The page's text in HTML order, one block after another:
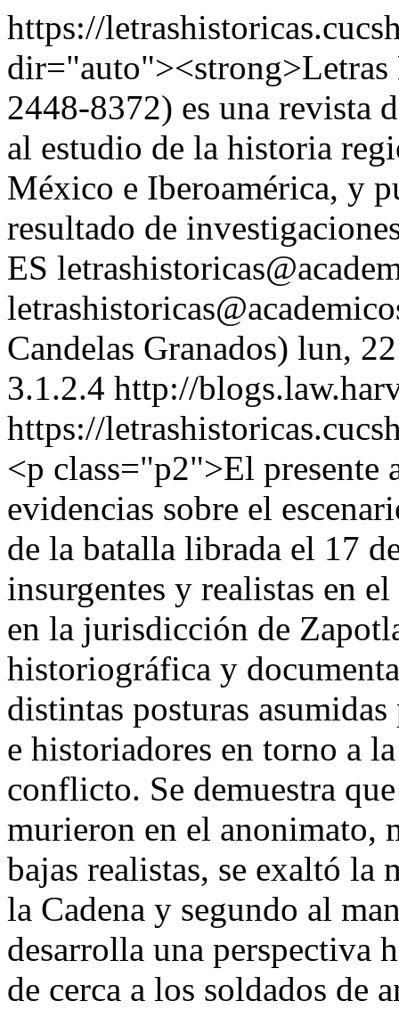
https://
2448-8372) es una revista
al estudio de la historia
México e Iberoamérica, y
resultado de
ES
Candelas Granados) lun,
3.1.2.4 http://
https://
<p class="p2">El
evidencias sobre el
de la batalla librada el 17
insurgentes y realistas en
en la jurisdicción de
historiográfica y
distintas posturas
e historiadores en torno a
conflicto. Se demuestra
murieron en el anonimato,
bajas realistas, se exaltó la
la Cadena y segundo al
desarrolla una perspectiva
de cerca a los soldados de